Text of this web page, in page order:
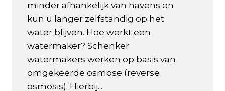
minder afhankelijk van havens en
kun u langer zelfstandig op het
water blijven. Hoe werkt een
watermaker? Schenker
watermakers werken op basis van
omgekeerde osmose (reverse
osmosis). Hierbij...